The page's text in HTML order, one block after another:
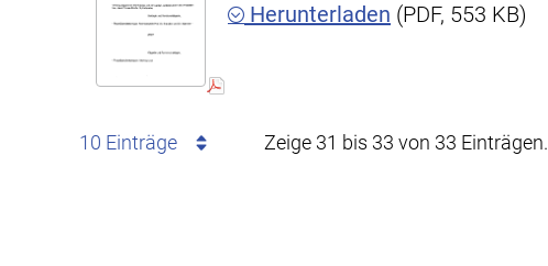
Herunterladen (PDF, 553 KB)
10 Einträge Zeige 31 bis 33 von 33 Einträgen.